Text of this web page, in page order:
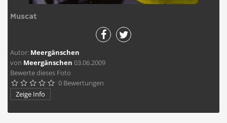
Muscat
Autor: Meergänschen
von Meergänschen 03.06.2009
Bewerte dieses Foto
     0 Bewertungen
Zeige Info